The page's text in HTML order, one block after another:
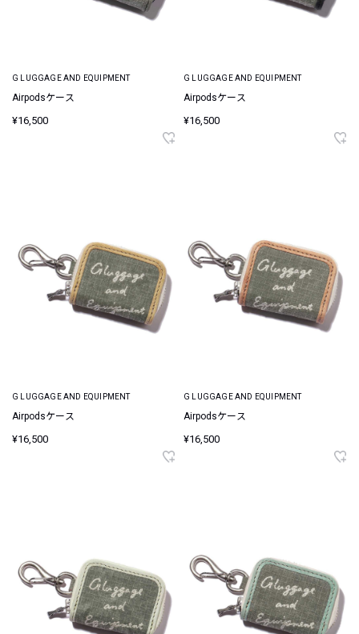
G LUGGAGE AND EQUIPMENT
Airpodsケース
¥16,500
G LUGGAGE AND EQUIPMENT
Airpodsケース
¥16,500
G LUGGAGE AND EQUIPMENT
Airpodsケース
¥16,500
G LUGGAGE AND EQUIPMENT
Airpodsケース
¥16,500